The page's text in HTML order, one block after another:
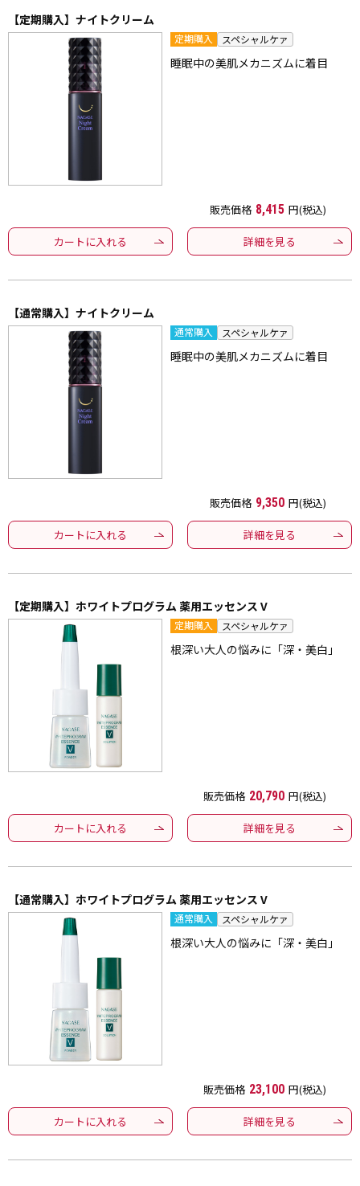
【定期購入】ナイトクリーム
定期購入 スペシャルケァ
睡眠中の美肌メカニズムに着目
販売価格 8,415 円(税込)
カートに入れる 詳細を見る
【通常購入】ナイトクリーム
通常購入 スペシャルケァ
睡眠中の美肌メカニズムに着目
販売価格 9,350 円(税込)
カートに入れる 詳細を見る
【定期購入】ホワイトプログラム 薬用エッセンス V
定期購入 スペシャルケァ
根深い大人の悩みに「深・美白」
販売価格 20,790 円(税込)
カートに入れる 詳細を見る
【通常購入】ホワイトプログラム 薬用エッセンス V
通常購入 スペシャルケァ
根深い大人の悩みに「深・美白」
販売価格 23,100 円(税込)
カートに入れる 詳細を見る